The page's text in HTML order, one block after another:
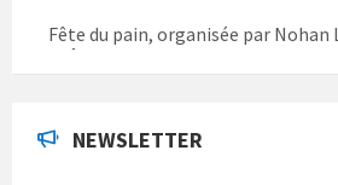
Fête du pain, organisée par Nohan
août.
NEWSLETTER